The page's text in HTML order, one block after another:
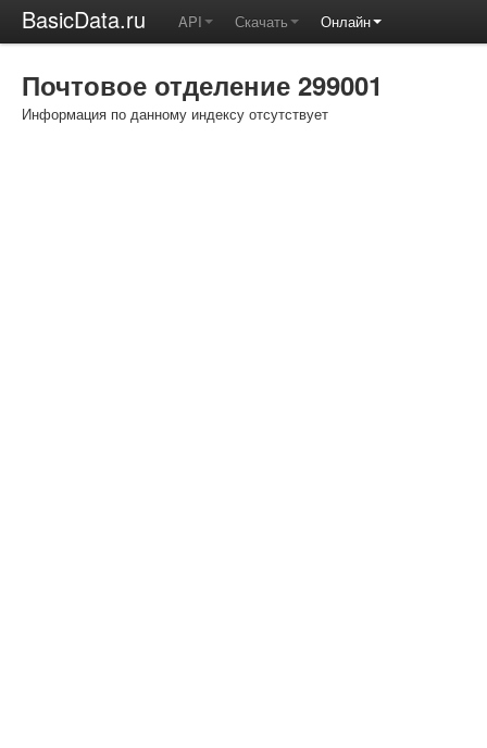
BasicData.ru API Скачать Онлайн
Почтовое отделение 299001
Информация по данному индексу отсутствует